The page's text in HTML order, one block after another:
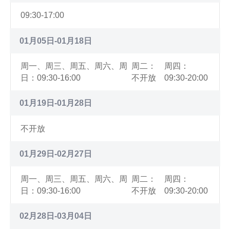
09:30-17:00
01月05日-01月18日
周一、周三、周五、周六、周
日：09:30-16:00
周二：
不开放
周四：
09:30-20:00
01月19日-01月28日
不开放
01月29日-02月27日
周一、周三、周五、周六、周
日：09:30-16:00
周二：
不开放
周四：
09:30-20:00
02月28日-03月04日